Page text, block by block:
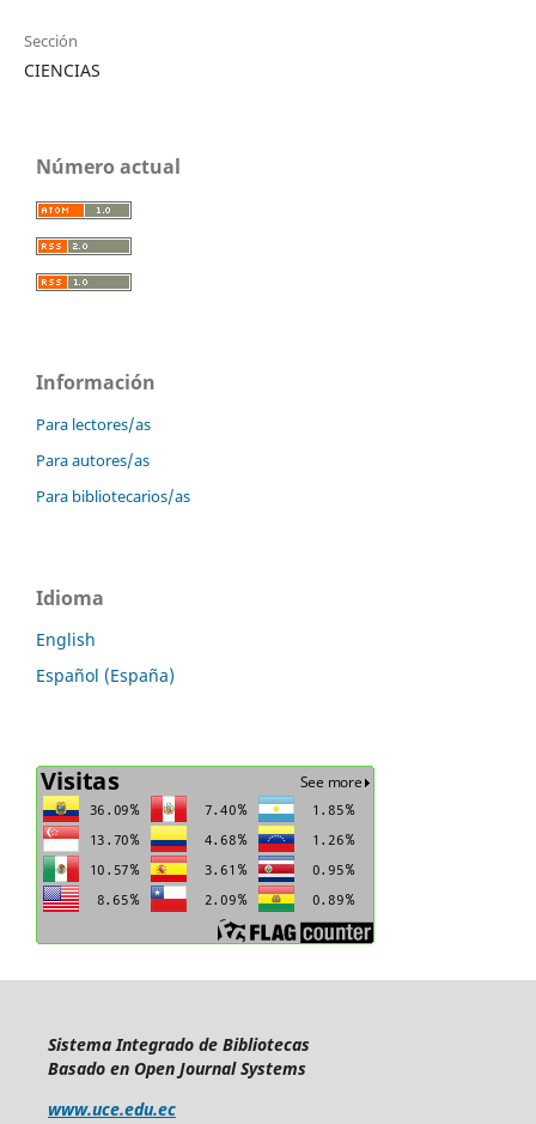
Sección
CIENCIAS
Número actual
Información
Para lectores/as
Para autores/as
Para bibliotecarios/as
Idioma
English
Español (España)
Sistema Integrado de Bibliotecas
Basado en Open Journal Systems
www.uce.edu.ec